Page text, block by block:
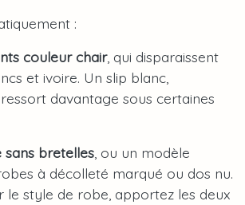
:
couleur chair, qui disparaissent
et ivoire. Un slip blanc,
davantage sous certaines
bretelles , ou un modèle
à décolleté marqué ou dos nu.
le style de robe, apportez les deux